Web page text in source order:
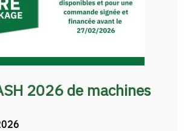
2026 de machines